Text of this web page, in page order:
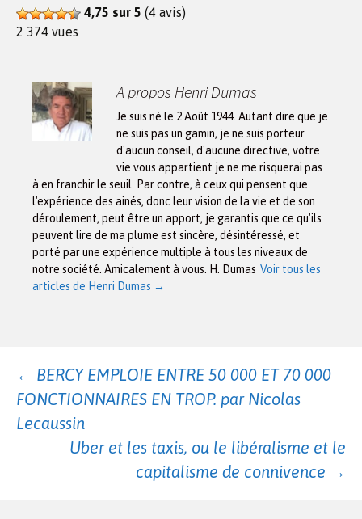
4,75 sur 5 (4 avis)
2 374 vues
A propos Henri Dumas
Je suis né le 2 Août 1944. Autant dire que je
ne suis pas un gamin, je ne suis porteur
d'aucun conseil, d'aucune directive, votre
vie vous appartient je ne me risquerai pas
à en franchir le seuil. Par contre, à ceux qui pensent que
l'expérience des ainés, donc leur vision de la vie et de son
déroulement, peut être un apport, je garantis que ce qu'ils
peuvent lire de ma plume est sincère, désintéressé, et
porté par une expérience multiple à tous les niveaux de
notre société. Amicalement à vous. H. Dumas Voir tous les
articles de Henri Dumas →
Navigation
des
articles
← BERCY EMPLOIE ENTRE 50 000 ET 70 000
FONCTIONNAIRES EN TROP. par Nicolas
Lecaussin
Uber et les taxis, ou le libéralisme et le
capitalisme de connivence →